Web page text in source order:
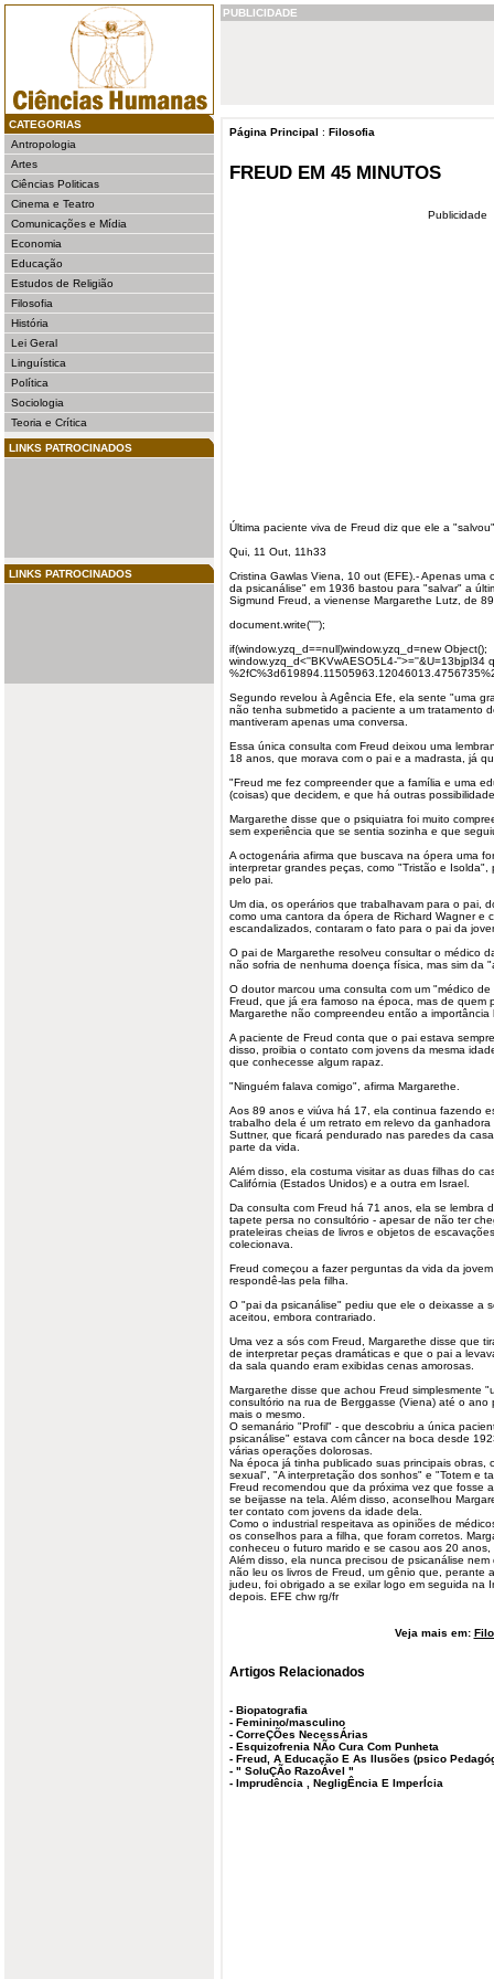
CATEGORIAS
Antropologia
Artes
Ciências Politicas
Cinema e Teatro
Comunicações e Mídia
Economia
Educação
Estudos de Religião
Filosofia
História
Lei Geral
Linguística
Política
Sociologia
Teoria e Crítica
LINKS PATROCINADOS
LINKS PATROCINADOS
PUBLICIDADE
Página Principal : Filosofia
FREUD EM 45 MINUTOS
Publicidade
Última paciente viva de Freud diz que ele a
Qui, 11 Out, 11h33
Cristina Gawlas Viena, 10 out (EFE).- Apenas
da psicanálise" em 1936 bastou para "salvar" a
Sigmund Freud, a vienense Margarethe Lutz, de
document.write('''');
if(window.yzq_d==null)window.yzq_d=new Object();
window.yzq_d<''BKVwAESO5L4-''>=''&U=13bjpl34
Segundo revelou à Agência Efe, ela sente "uma
não tenha submetido a paciente a um tratamento
mantiveram apenas uma conversa.
Essa única consulta com Freud deixou uma
18 anos, que morava com o pai e a madrasta, já
"Freud me fez compreender que a família e uma
(coisas) que decidem, e que há outras
Margarethe disse que o psiquiatra foi muito
sem experiência que se sentia sozinha e que
A octogenária afirma que buscava na ópera uma
interpretar grandes peças, como "Tristão e Isolda",
pelo pai.
Um dia, os operários que trabalhavam para o pai,
como uma cantora da ópera de Richard Wagner e
escandalizados, contaram o fato para o pai da
O pai de Margarethe resolveu consultar o médico
não sofria de nenhuma doença física, mas sim da
O doutor marcou uma consulta com um "médico
Freud, que já era famoso na época, mas de quem
Margarethe não compreendeu então a importância
A paciente de Freud conta que o pai estava
disso, proibia o contato com jovens da mesma
que conhecesse algum rapaz.
"Ninguém falava comigo", afirma Margarethe.
Aos 89 anos e viúva há 17, ela continua fazendo
trabalho dela é um retrato em relevo da
Suttner, que ficará pendurado nas paredes da
parte da vida.
Além disso, ela costuma visitar as duas filhas do
Califórnia (Estados Unidos) e a outra em Israel.
Da consulta com Freud há 71 anos, ela se lembra
tapete persa no consultório - apesar de não ter
prateleiras cheias de livros e objetos de
colecionava.
Freud começou a fazer perguntas da vida da
respondê-las pela filha.
O "pai da psicanálise" pediu que ele o deixasse a
aceitou, embora contrariado.
Uma vez a sós com Freud, Margarethe disse que
de interpretar peças dramáticas e que o pai a
da sala quando eram exibidas cenas amorosas.
Margarethe disse que achou Freud simplesmente
consultório na rua de Berggasse (Viena) até o
mais o mesmo.
O semanário "Profil" - que descobriu a única
psicanálise" estava com câncer na boca desde
várias operações dolorosas.
Na época já tinha publicado suas principais obras,
sexual", "A interpretação dos sonhos" e "Totem e
Freud recomendou que da próxima vez que fosse
se beijasse na tela. Além disso, aconselhou
ter contato com jovens da idade dela.
Como o industrial respeitava as opiniões de
os conselhos para a filha, que foram corretos.
conheceu o futuro marido e se casou aos 20 anos,
Além disso, ela nunca precisou de psicanálise
não leu os livros de Freud, um gênio que, perante
judeu, foi obrigado a se exilar logo em seguida na
depois. EFE chw rg/fr
Veja mais em:
Artigos Relacionados
- Biopatografia
- Feminino/masculino
- CorreÇÕes NecessÁrias
- Esquizofrenia NÃo Cura Com Punheta
- Freud, A Educação E As Ilusões (psico
- " SoluÇÃo RazoÁvel "
- Imprudência , NegligÊncia E ImperÍcia